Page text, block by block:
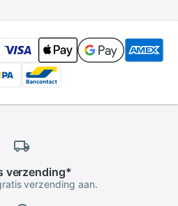
verzending*
verzending aan.